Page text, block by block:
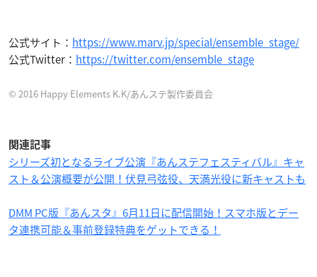
公式サイト： https://www.marv.jp/special/ensemble_stage/
公式Twitter： https://twitter.com/ensemble_stage
© 2016 Happy Elements K.K/あんステ製作委員会
関連記事
シリーズ初となるライブ公演『あんステフェスティバル』キャ
スト＆公演概要が公開！伏見弓弦役、天満光役に新キャストも
DMM PC版『あんスタ』6月11日に配信開始！スマホ版とデー
タ連携可能＆事前登録特典をゲットできる！